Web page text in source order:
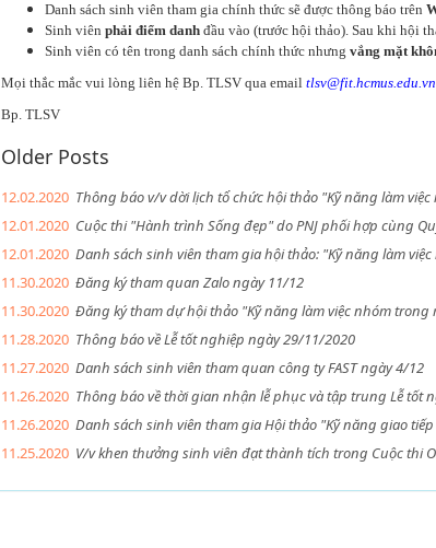
Danh sách sinh viên tham gia chính thức sẽ được thông báo trên
Sinh viên phải điểm danh đầu vào (trước hội thảo). Sau khi hội
Sinh viên có tên trong danh sách chính thức nhưng vắng mặt
Mọi thắc mắc vui lòng liên hệ Bp. TLSV qua email tlsv@fit.hcmus.edu.vn
Bp. TLSV
Older Posts
12.02.2020 Thông báo v/v dời lịch tổ chức hội thảo "Kỹ năng làm
12.01.2020 Cuộc thi "Hành trình Sống đẹp" do PNJ phối hợp cùng
12.01.2020 Danh sách sinh viên tham gia hội thảo: "Kỹ năng làm
11.30.2020 Đăng ký tham quan Zalo ngày 11/12
11.30.2020 Đăng ký tham dự hội thảo "Kỹ năng làm việc nhóm
11.28.2020 Thông báo về Lễ tốt nghiệp ngày 29/11/2020
11.27.2020 Danh sách sinh viên tham quan công ty FAST ngày 4/12
11.26.2020 Thông báo về thời gian nhận lễ phục và tập trung Lễ tốt
11.26.2020 Danh sách sinh viên tham gia Hội thảo "Kỹ năng giao
11.25.2020 V/v khen thưởng sinh viên đạt thành tích trong Cuộc thi